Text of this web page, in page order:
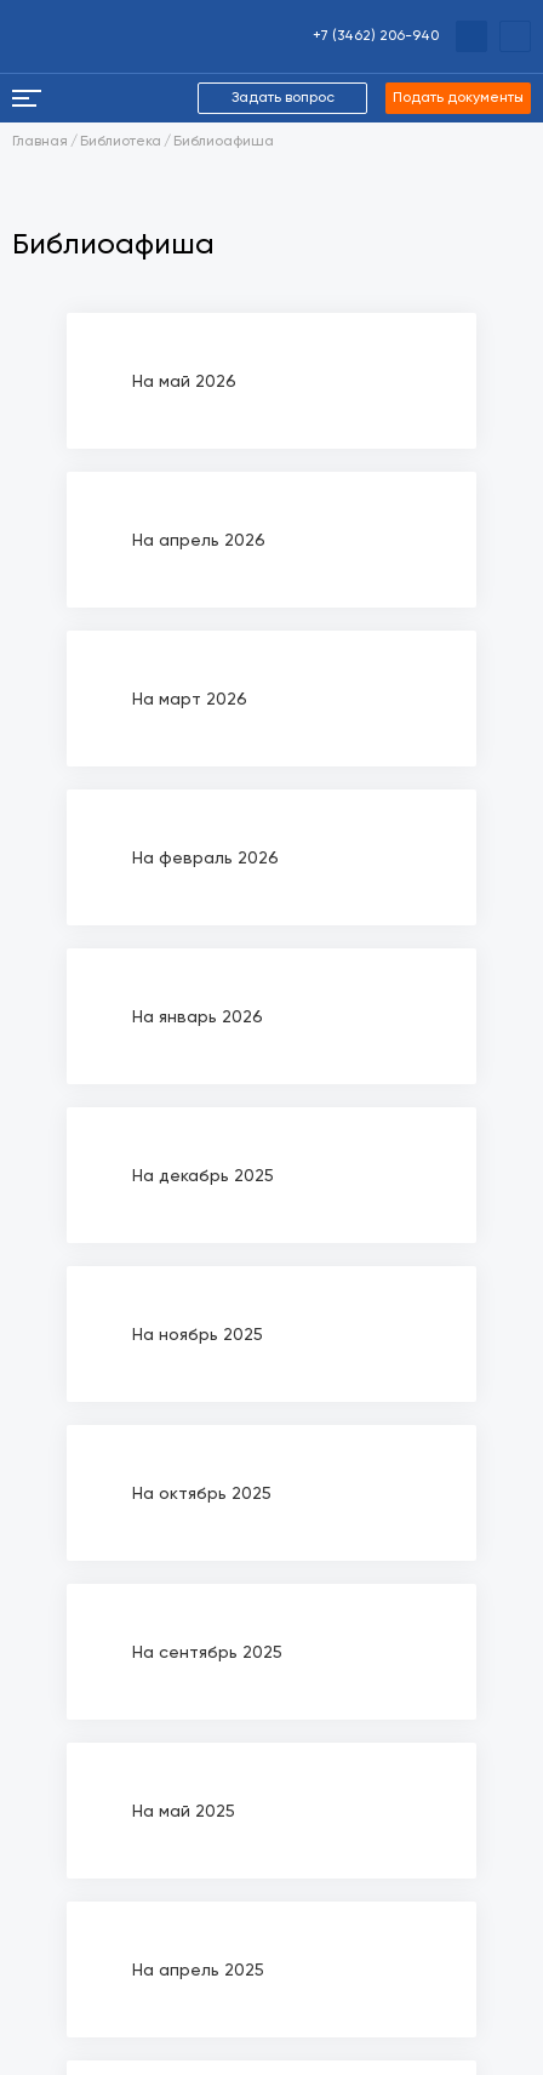
+7 (3462) 206-940
Задать вопрос Подать документы
Главная Библиотека Библиоафиша
Библиоафиша
На май 2026
На апрель 2026
На март 2026
На февраль 2026
На январь 2026
На декабрь 2025
На ноябрь 2025
На октябрь 2025
На сентябрь 2025
На май 2025
На апрель 2025